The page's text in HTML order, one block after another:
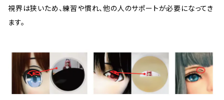
視界は狭いため、練習や慣れ、他の人のサポートが必要になってき
ます。